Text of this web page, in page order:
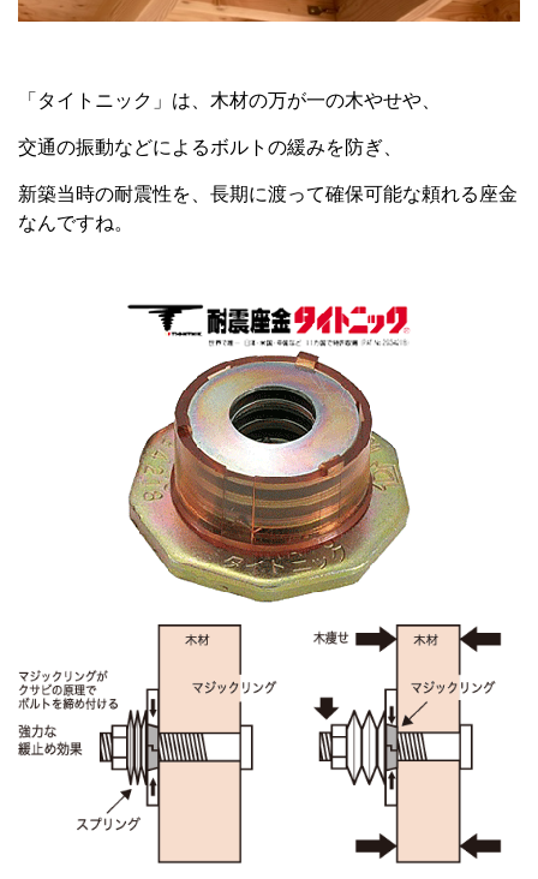
「タイトニック」は、木材の万が一の木やせや、
交通の振動などによるボルトの緩みを防ぎ、
新築当時の耐震性を、長期に渡って確保可能な頼れる座金
なんですね。